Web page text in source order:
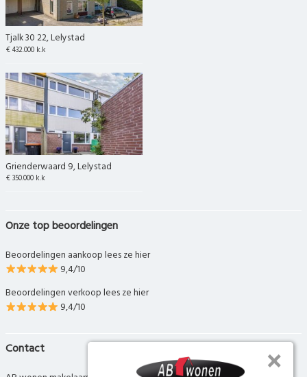
Tjalk 30 22, Lelystad
€ 432.000 k.k
Grienderwaard 9, Lelystad
€ 350.000 k.k
Onze top beoordelingen
Beoordelingen aankoop lees ze hier
9,4/10
Beoordelingen verkoop lees ze hier
9,4/10
Contact